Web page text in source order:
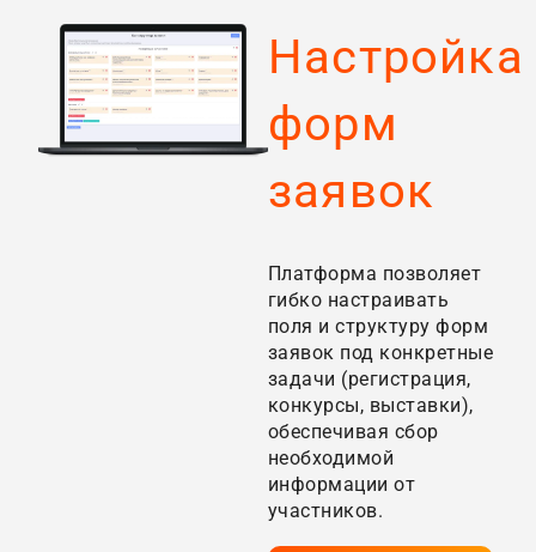
Настройка
форм
заявок
Платформа позволяет
гибко настраивать
поля и структуру форм
заявок под конкретные
задачи (регистрация,
конкурсы, выставки),
обеспечивая сбор
необходимой
информации от
участников.